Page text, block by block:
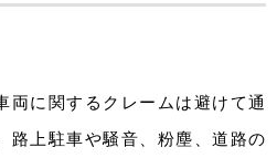
両に関するクレームは避けて通
路上駐車や騒音、粉塵、道路の